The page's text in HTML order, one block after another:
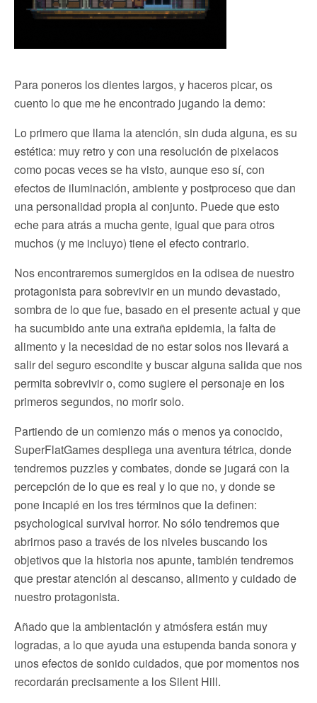
Para poneros los dientes largos, y haceros picar, os
cuento lo que me he encontrado jugando la demo:
Lo primero que llama la atención, sin duda alguna, es su
estética: muy retro y con una resolución de pixelacos
como pocas veces se ha visto, aunque eso sí, con
efectos de iluminación, ambiente y postproceso que dan
una personalidad propia al conjunto. Puede que esto
eche para atrás a mucha gente, igual que para otros
muchos (y me incluyo) tiene el efecto contrario.
Nos encontraremos sumergidos en la odisea de nuestro
protagonista para sobrevivir en un mundo devastado,
sombra de lo que fue, basado en el presente actual y que
ha sucumbido ante una extraña epidemia, la falta de
alimento y la necesidad de no estar solos nos llevará a
salir del seguro escondite y buscar alguna salida que nos
permita sobrevivir o, como sugiere el personaje en los
primeros segundos, no morir solo.
Partiendo de un comienzo más o menos ya conocido,
SuperFlatGames despliega una aventura tétrica, donde
tendremos puzzles y combates, donde se jugará con la
percepción de lo que es real y lo que no, y donde se
pone incapié en los tres términos que la definen:
psychological survival horror. No sólo tendremos que
abrirnos paso a través de los niveles buscando los
objetivos que la historia nos apunte, también tendremos
que prestar atención al descanso, alimento y cuidado de
nuestro protagonista.
Añado que la ambientación y atmósfera están muy
logradas, a lo que ayuda una estupenda banda sonora y
unos efectos de sonido cuidados, que por momentos nos
recordarán precisamente a los Silent Hill.